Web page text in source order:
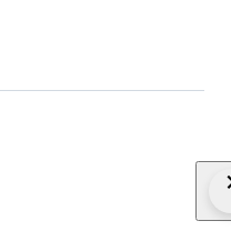
is-a-list-from-the-highest-
VeryFine/NearMint
NOTE!!
overpaid-postage-after-